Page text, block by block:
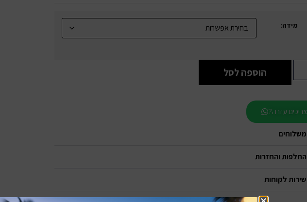
מידה:
הוספה לסל
צריכים עזרה?
משלוחים
החלפות והחזרות
שירות לקוחות